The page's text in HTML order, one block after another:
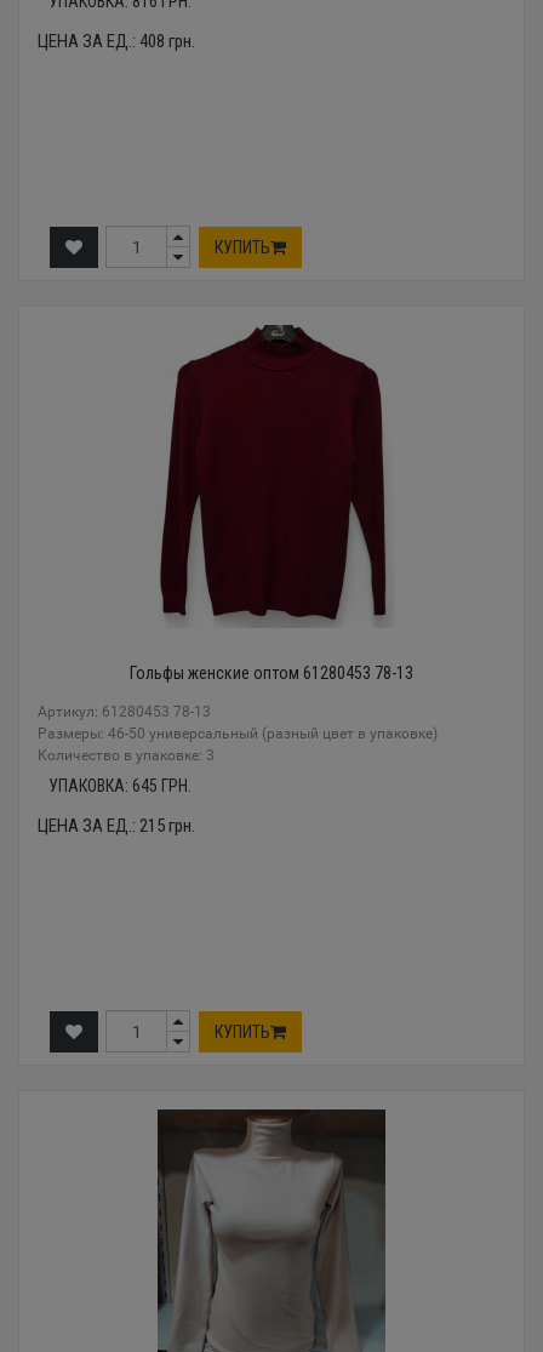
ЦЕНА ЗА ЕД.: 408 грн.
КУПИТЬ
Гольфы женские оптом 61280453 78-13
Артикул: 61280453 78-13
Размеры: 46-50 универсальный (разный цвет в упаковке)
Количество в упаковке: 3
УПАКОВКА: 645 ГРН.
ЦЕНА ЗА ЕД.: 215грн.
КУПИТЬ